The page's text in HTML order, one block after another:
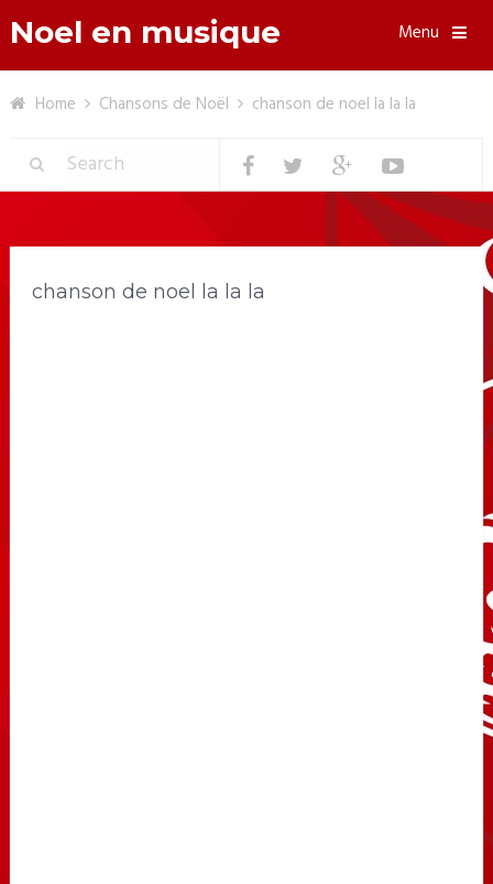
Noel en musique Menu
Home Chansons de Noël chanson de noel la la la
chanson de noel la la la